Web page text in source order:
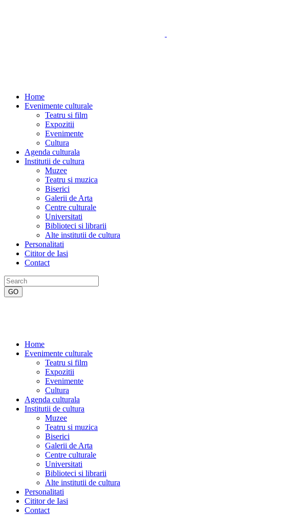
Home
Evenimente culturale
Teatru si film
Expozitii
Evenimente
Cultura
Agenda culturala
Institutii de cultura
Muzee
Teatru si muzica
Biserici
Galerii de Arta
Centre culturale
Universitati
Biblioteci si librarii
Alte institutii de cultura
Personalitati
Cititor de Iasi
Contact
Home
Evenimente culturale
Teatru si film
Expozitii
Evenimente
Cultura
Agenda culturala
Institutii de cultura
Muzee
Teatru si muzica
Biserici
Galerii de Arta
Centre culturale
Universitati
Biblioteci si librarii
Alte institutii de cultura
Personalitati
Cititor de Iasi
Contact